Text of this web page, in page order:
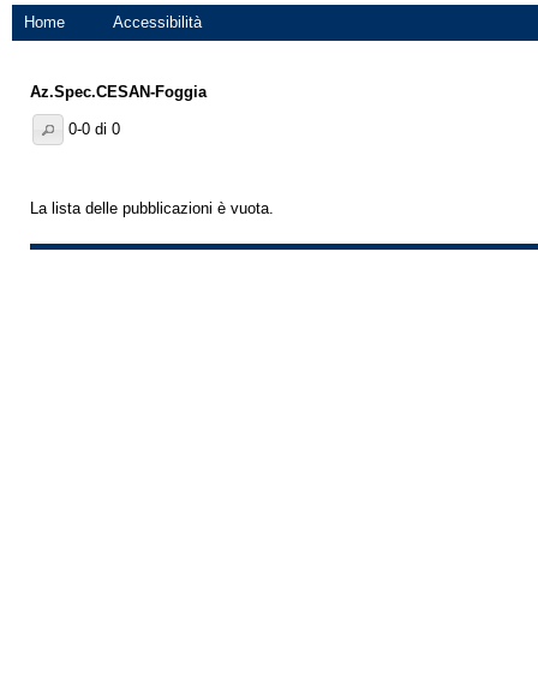
Home Accessibilità
Az.Spec.CESAN-Foggia
0-0 di 0
La lista delle pubblicazioni è vuota.